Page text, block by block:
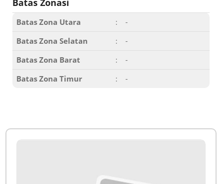
Batas Zonasi
Batas Zona Utara :
-
Batas Zona Selatan
:
-
Batas Zona Barat
:
-
Batas Zona Timur
: -